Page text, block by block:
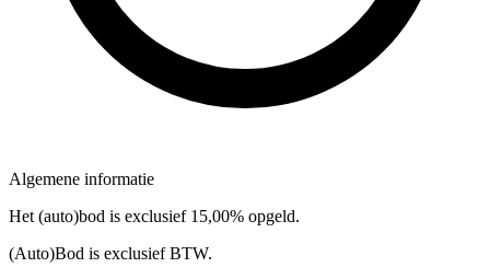
Algemene informatie
Het (auto)bod is exclusief 15,00% opgeld.
(Auto)Bod is exclusief BTW.